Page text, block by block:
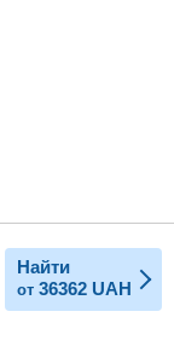
Найти
от 36362 UAH